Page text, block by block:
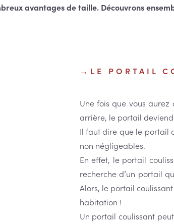
avantages de taille. Découvrons
LE PORTAIL
Une fois que vous aurez
arrière, le portail
Il faut dire que le portail
non négligeables.
En effet, le portail
recherche d’un portail
Alors, le portail
habitation !
Un portail coulissant